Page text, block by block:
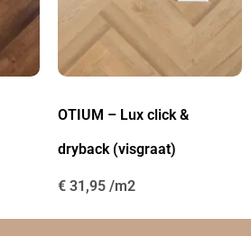
OTIUM – Lux click &
dryback (visgraat)
€ 31,95